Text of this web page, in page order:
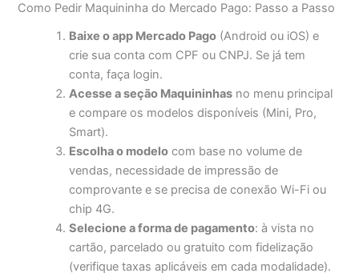
Como Pedir Maquininha do Mercado Pago: Passo a Passo
Baixe o app Mercado Pago (Android ou iOS) e
crie sua conta com CPF ou CNPJ. Se já tem
conta, faça login.
Acesse a seção Maquininhas no menu principal
e compare os modelos disponíveis (Mini, Pro,
Smart).
Escolha o modelo com base no volume de
vendas, necessidade de impressão de
comprovante e se precisa de conexão Wi-Fi ou
chip 4G.
Selecione a forma de pagamento: à vista no
cartão, parcelado ou gratuito com fidelização
(verifique taxas aplicáveis em cada modalidade).